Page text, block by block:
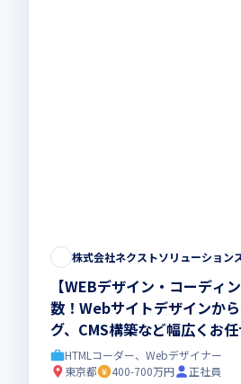
株式会社ネクストソリューション
【WEBデザイン・コーディ
数！Webサイトデザインか
グ、CMS構築など幅広くお
ョンにも対応できる環境でス
か
HTMLコーダー、Webデザイナー
東京都
400-700万円
正社員